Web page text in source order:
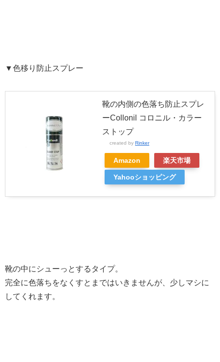
▼色移り防止スプレー
靴の内側の色落ち防止スプレ
ーCollonil コロニル・カラー
ストップ
created by Rinker
Amazon 楽天市場
Yahooショッピング
靴の中にシューっとするタイプ。
完全に色落ちをなくすとまではいきませんが、少しマシに
してくれます。